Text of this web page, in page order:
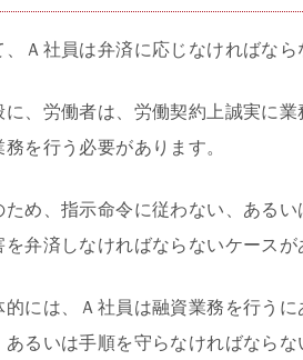
、Ａ社員は弁済に応じなければなら
に、労働者は、労働契約上誠実に
務を行う必要があります。
ため、指示命令に従わない、ある
を弁済しなければならないケースが
的には、Ａ社員は融資業務を行う
あるいは手順を守らなければなら